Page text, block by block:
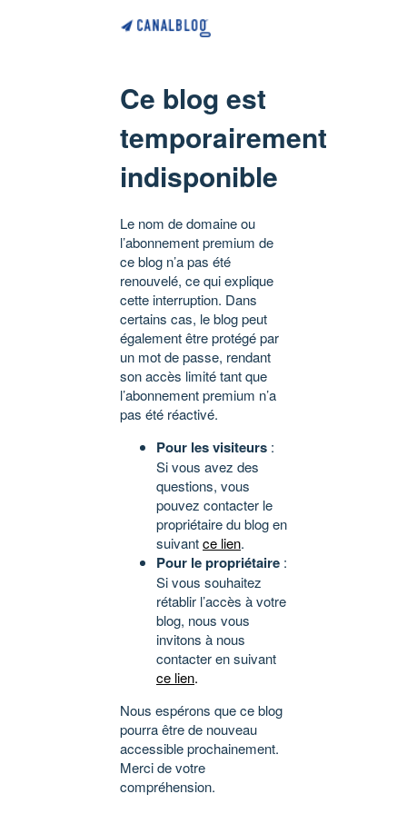
Ce blog est
temporairement
indisponible
Le nom de domaine ou
l’abonnement premium de
ce blog n’a pas été
renouvelé, ce qui explique
cette interruption. Dans
certains cas, le blog peut
également être protégé par
un mot de passe, rendant
son accès limité tant que
l’abonnement premium n’a
pas été réactivé.
Pour les visiteurs :
Si vous avez des
questions, vous
pouvez contacter le
propriétaire du blog en
suivantce lien.
Pour le propriétaire :
Si vous souhaitez
rétablir l’accès à votre
blog, nous vous
invitons à nous
contacter en suivant
ce lien.
Nous espérons que ce blog
pourra être de nouveau
accessible prochainement.
Merci de votre
compréhension.